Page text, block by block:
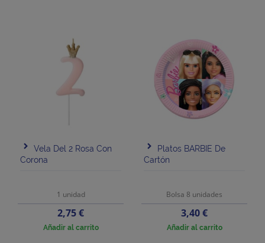
Vela Del 2 Rosa Con
Corona
1 unidad
Precio
2,75 €
Añadir al carrito
Platos BARBIE De
Cartón
Bolsa 8 unidades
Precio
3,40 €
Añadir al carrito